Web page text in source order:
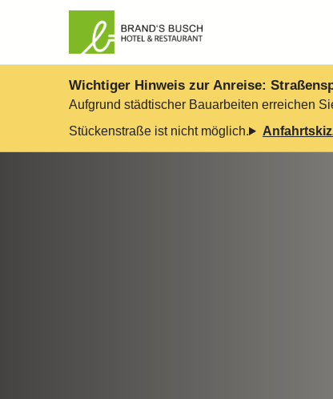
Wichtiger Hinweis zur Anreise:
Aufgrund städtischer Bauarbeiten erreichen
Stückenstraße ist nicht möglich.